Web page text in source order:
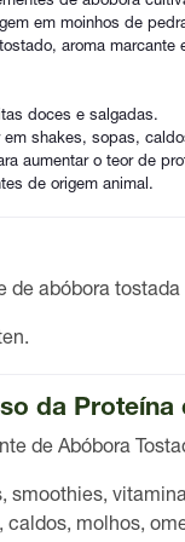
em moinhos de
aroma marcante
doces e salgadas.
em shakes, sopas,
aumentar o teor de
de origem animal.
de abóbora
da
de Abóbora
smoothies,
caldos, molhos,